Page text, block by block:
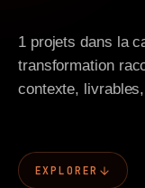
1 projets dans la
transformation
contexte,
EXPLORER